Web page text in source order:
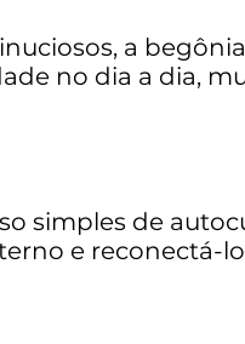
a
no dia a dia,
simples de
e reconectá-